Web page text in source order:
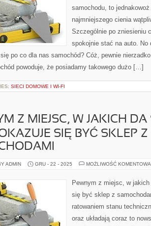
samochodu, to
najmniejszego cienia
Szczególnie po zniesieniu
spokojnie stać na auto.
po co dla nas samochód? Cóż, pewnie
powoduje, że posiadamy takowego dużo […]
SIECI DOMOWE I WI-FI
Z MIEJSC, W JAKICH
SIĘ BYĆ SKLEP Z
ADMIN GRU - 22 - 2025 MOŻLIWOŚĆ
Pewnym z miejsc, w
się być sklep z
ratowaniem stanu
oraz układają coraz to